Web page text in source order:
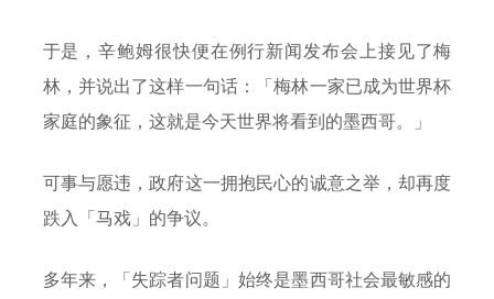
于是，辛鲍姆很快便在例行新闻发布会上接见了梅
林，并说出了这样一句话：「梅林一家已成为世界杯
家庭的象征，这就是今天世界将看到的墨西哥。」
可事与愿违，政府这一拥抱民心的诚意之举，却再度
跌入「马戏」的争议。
多年来，「失踪者问题」始终是墨西哥社会最敏感的